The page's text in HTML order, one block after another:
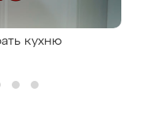
кухню